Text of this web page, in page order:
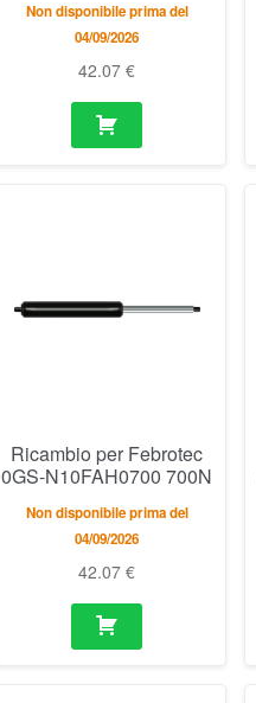
Non disponibile prima del
04/09/2026
42.07€
Ricambio per Febrotec
0GS-N10FAH0700 700N
Non disponibile prima del
04/09/2026
42.07€